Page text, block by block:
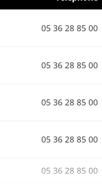
05 36 28 85 00
05 36 28 85 00
05 36 28 85 00
05 36 28 85 00
05 36 28 85 00